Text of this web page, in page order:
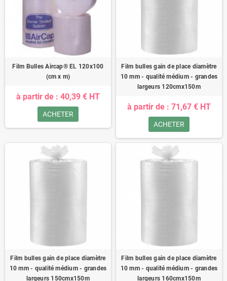
Film Bulles Aircap® EL 120x100
(cm x m)
à partir de : 40,39 € HT
ACHETER
Film bulles gain de place diamètre
10 mm - qualité médium - grandes
largeurs 120cmx150m
à partir de : 71,67 € HT
ACHETER
Film bulles gain de place diamètre
10 mm - qualité médium - grandes
largeurs 150cmx150m
Film bulles gain de place diamètre
10 mm - qualité médium - grandes
largeurs 160cmx150m